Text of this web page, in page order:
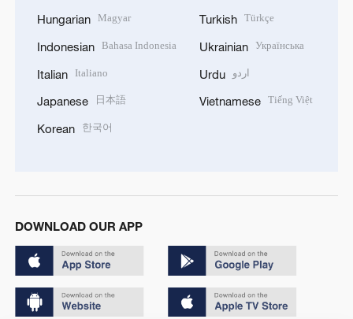
Hungarian Magyar
Indonesian Bahasa Indonesia
Italian Italiano
Japanese 日本語
Korean 한국어
Turkish Türkçe
Ukrainian Українська
Urdu اردو
Vietnamese Tiếng Việt
DOWNLOAD OUR APP